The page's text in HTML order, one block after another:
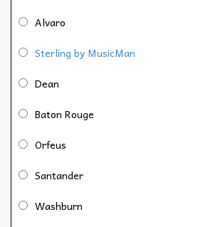
Alvaro
Sterling by MusicMan
Dean
Baton Rouge
Orfeus
Santander
Washburn